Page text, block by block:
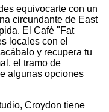
equivocarte con un
circundante de East
El Café "Fat
locales con el
y recupera tu
el tramo de
algunas opciones
Croydon tiene